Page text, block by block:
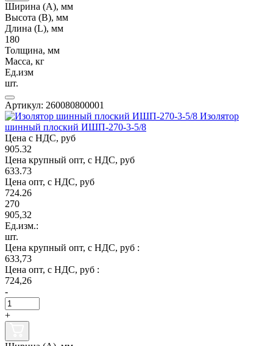
Ширина (А), мм
Высота (В), мм
Длина (L), мм
180
Толщина, мм
Масса, кг
Ед.изм
шт.
Артикул: 260080800001
Изолятор
шинный плоский ИШП-270-3-5/8
Цена с НДС, руб
905.32
Цена крупный опт, с НДС, руб
633.73
Цена опт, с НДС, руб
724.26
270
905,32
Ед.изм.:
шт.
Цена крупный опт, с НДС, руб :
633,73
Цена опт, с НДС, руб :
724,26
-
+